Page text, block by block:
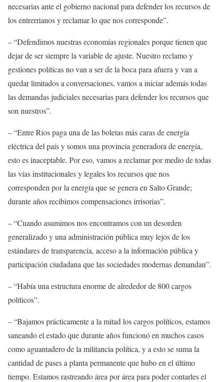
necesarias ante el gobierno nacional para defender los recursos de
losentrerrianosy reclamar lo que nos corresponde”.
– “Defendimos nuestras economías regionales porque tienen que
dejar de ser siempre la variable de ajuste. Nuestro reclamo y
gestiones políticas no van a ser de la boca para afuera y van a
quedar limitados a conversaciones, vamos a iniciar además todas
las demandas judiciales necesarias para defender los recursos que
son nuestros”.
– “Entre Ríos paga una de las boletas más caras de energía
eléctrica del país y somos una provincia generadora de energía,
esto es inaceptable. Por eso, vamos a reclamar por medio de todas
las vías institucionales y legales los recursos que nos
corresponden por la energía que se genera en SaltoGrande;
durante años recibimos compensaciones irrisorias”.
– “Cuando asumimos nos encontramos con un desorden
generalizado y una administración pública muy lejos de los
estándares de transparencia, acceso a la información pública y
participación ciudadana que las sociedades modernas demandan”.
– “Había una estructura enorme de alrededor de 800 cargos
políticos”.
– “Bajamos prácticamente a la mitad los cargos políticos, estamos
saneando el estado que durante años funcionó en muchos casos
como aguantadero de la militancia política, y a esto se suma la
cantidad de pases a planta permanente que hubo en el último
tiempo. Estamos rastreando área por área para poder contarles el